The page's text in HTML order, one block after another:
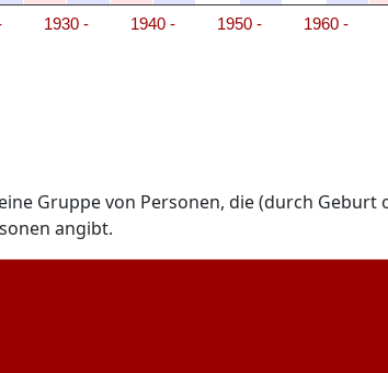
1930 - 1940 - 1950 - 1960 -
Gruppe von Personen, die (durch
angibt.